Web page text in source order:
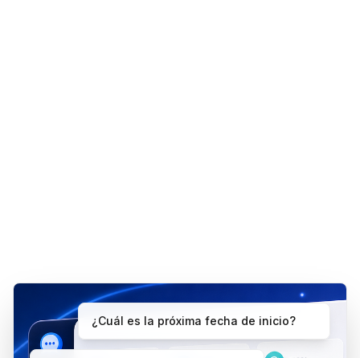
¿Cuál es la próxima fecha de inicio?